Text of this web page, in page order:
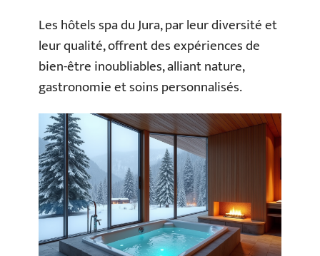
Les hôtels spa du Jura, par leur diversité et
leur qualité, offrent des expériences de
bien-être inoubliables, alliant nature,
gastronomie et soins personnalisés.